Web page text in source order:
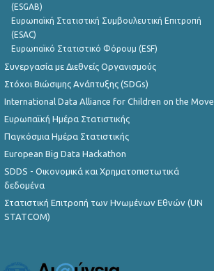
(ESGAB)
Ευρωπαϊκή Στατιστική Συμβουλευτική Επιτροπή
(ESAC)
Ευρωπαϊκό Στατιστικό Φόρουμ (ESF)
Συνεργασία με Διεθνείς Οργανισμούς
Στόχοι Βιώσιμης Ανάπτυξης (SDGs)
International Data Alliance for Children on the Move
Ευρωπαϊκή Ημέρα Στατιστικής
Παγκόσμια Ημέρα Στατιστικής
European Big Data Hackathon
SDDS - Οικονομικά και Χρηματοπιστωτικά
δεδομένα
Στατιστική Επιτροπή των Ηνωμένων Εθνών (UN
STATCOM)